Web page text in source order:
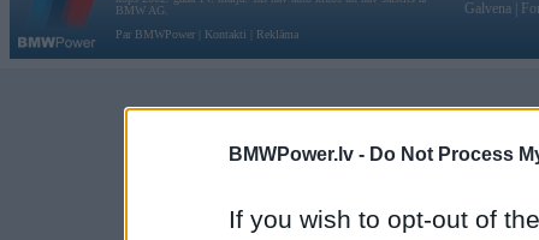
BMWPower.lv - Do Not Process
If you wish to opt-out of
BMW AG.
Par BMWPower
Kontakti Reklāma
Galvena